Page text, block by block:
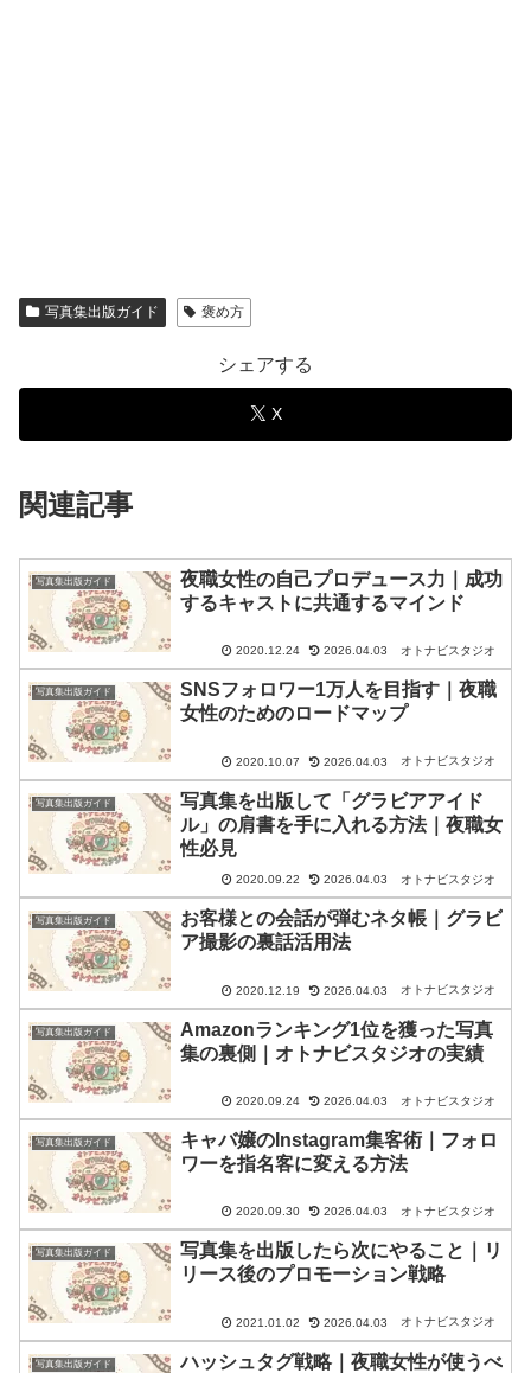
写真集出版ガイド 褒め方
シェアする
X
関連記事
写真集出版ガイド
夜職女性の自己プロデュース力｜成功
するキャストに共通するマインド
2020.12.24 2026.04.03 オトナビスタジオ
写真集出版ガイド
SNSフォロワー1万人を目指す｜夜職
女性のためのロードマップ
2020.10.07 2026.04.03 オトナビスタジオ
写真集出版ガイド
写真集を出版して「グラビアアイド
ル」の肩書を手に入れる方法｜夜職女
性必見
2020.09.22 2026.04.03 オトナビスタジオ
写真集出版ガイド
お客様との会話が弾むネタ帳｜グラビ
ア撮影の裏話活用法
2020.12.19 2026.04.03 オトナビスタジオ
写真集出版ガイド
Amazonランキング1位を獲った写真
集の裏側｜オトナビスタジオの実績
2020.09.24 2026.04.03 オトナビスタジオ
写真集出版ガイド
キャバ嬢のInstagram集客術｜フォロ
ワーを指名客に変える方法
2020.09.30 2026.04.03 オトナビスタジオ
写真集出版ガイド
写真集を出版したら次にやること｜リ
リース後のプロモーション戦略
2021.01.02 2026.04.03 オトナビスタジオ
写真集出版ガイド
ハッシュタグ戦略｜夜職女性が使うべ